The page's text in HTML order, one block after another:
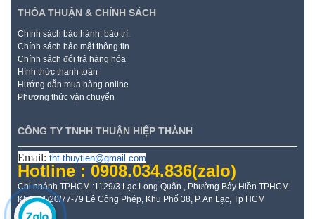
THỎA THUẬN & CHÍNH SÁCH
Chính sách bảo hành, bảo trì.
Chính sách bảo mật thông tin
Chính sách đổi trả hàng hóa
Hình thức thanh toán
Hướng dẫn mua hàng online
Phương thức vận chuyển
CÔNG TY TNHH THUẬN HIỆP THÀNH
Email: tht.thuytien@gmail.com
Hotline : 0908.034.836(zalo)
Chi nhánh TPHCM :1129/3 Lạc Long Quân , Phường Bảy Hiền TPHCM
Kho: 21/20/77-79 Lê Công Phép, Khu Phố 38, P. An Lạc, Tp HCM